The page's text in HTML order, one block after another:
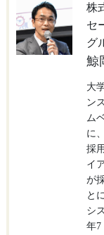
株
セ
グ
鯨
大
ン
ム
に
採
イ
が
と
シ
年7